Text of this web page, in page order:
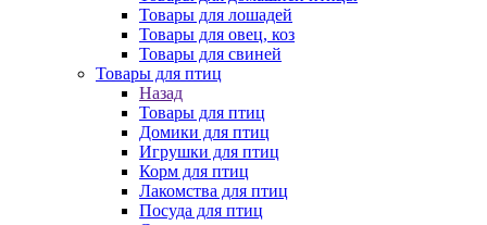
Товары для лошадей
Товары для овец, коз
Товары для свиней
Товары для птиц
Назад
Товары для птиц
Домики для птиц
Игрушки для птиц
Корм для птиц
Лакомства для птиц
Посуда для птиц